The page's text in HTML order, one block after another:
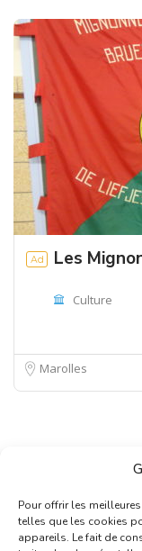
Pour offrir les
telles que les cookies
appareils. Le fait de
Ad Les
Culture
Marolles